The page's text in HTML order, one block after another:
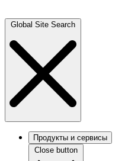
Global Site Search
Продукты и сервисы
Close button